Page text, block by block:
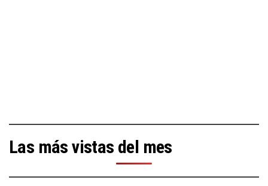
Las más vistas del mes